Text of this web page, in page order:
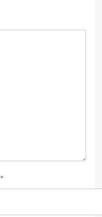
*